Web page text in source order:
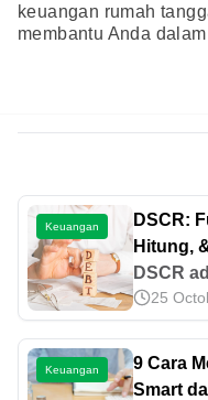
keuangan rumah
membantu Anda
Keuangan
DSCR:
Hitung,
DSCR
entitas
utang.
25
Keuangan
9 Cara
Smart